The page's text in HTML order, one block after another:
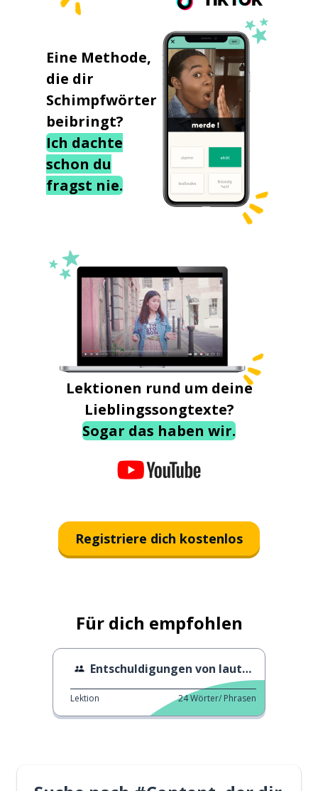
Eine Methode,
die dir
Schimpfwörter
beibringt?
Ich dachte
schon du
fragst nie.
Lektionen rund um deine
Lieblingssongtexte?
Sogar das haben wir.
Registriere dich kostenlos
Für dich empfohlen
Entschuldigungen von lauten Nachbarn
Lektion 24Wörter/ Phrasen